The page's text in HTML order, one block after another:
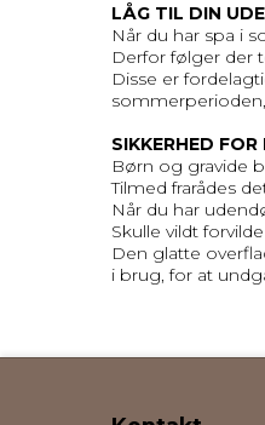
LÅG TIL DIN
Når du har spa i
Derfor følger der
Disse er
SIKKERHED
Børn og gravide
Tilmed frarådes
Når du har
Skulle vildt
Den glatte
i brug, for at